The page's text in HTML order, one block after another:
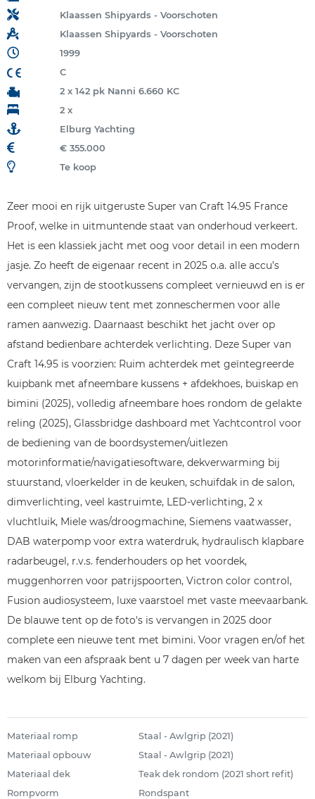
Klaassen Shipyards - Voorschoten
Klaassen Shipyards - Voorschoten
1999
C
2 x 142 pk Nanni 6.660 KC
2 x
Elburg Yachting
€ 355.000
Te koop
Zeer mooi en rijk uitgeruste Super van Craft 14.95 France
Proof, welke in uitmuntende staat van onderhoud verkeert.
Het is een klassiek jacht met oog voor detail in een modern
jasje. Zo heeft de eigenaar recent in 2025 o.a. alle accu’s
vervangen, zijn de stootkussens compleet vernieuwd en is er
een compleet nieuw tent met zonneschermen voor alle
ramen aanwezig. Daarnaast beschikt het jacht over op
afstand bedienbare achterdek verlichting. Deze Super van
Craft 14.95 is voorzien: Ruim achterdek met geïntegreerde
kuipbank met afneembare kussens + afdekhoes, buiskap en
bimini (2025), volledig afneembare hoes rondom de gelakte
reling (2025), Glassbridge dashboard met Yachtcontrol voor
de bediening van de boordsystemen/uitlezen
motorinformatie/navigatiesoftware, dekverwarming bij
stuurstand, vloerkelder in de keuken, schuifdak in de salon,
dimverlichting, veel kastruimte, LED-verlichting, 2 x
vluchtluik, Miele was/droogmachine, Siemens vaatwasser,
DAB waterpomp voor extra waterdruk, hydraulisch klapbare
radarbeugel, r.v.s. fenderhouders op het voordek,
muggenhorren voor patrijspoorten, Victron color control,
Fusion audiosysteem, luxe vaarstoel met vaste meevaarbank.
De blauwe tent op de foto's is vervangen in 2025 door
complete een nieuwe tent met bimini. Voor vragen en/of het
maken van een afspraak bent u 7 dagen per week van harte
welkom bij Elburg Yachting.
Materiaal romp
Staal - Awlgrip (2021)
Materiaal opbouw
Staal - Awlgrip (2021)
Materiaal dek
Teak dek rondom (2021 short refit)
Rompvorm
Rondspant